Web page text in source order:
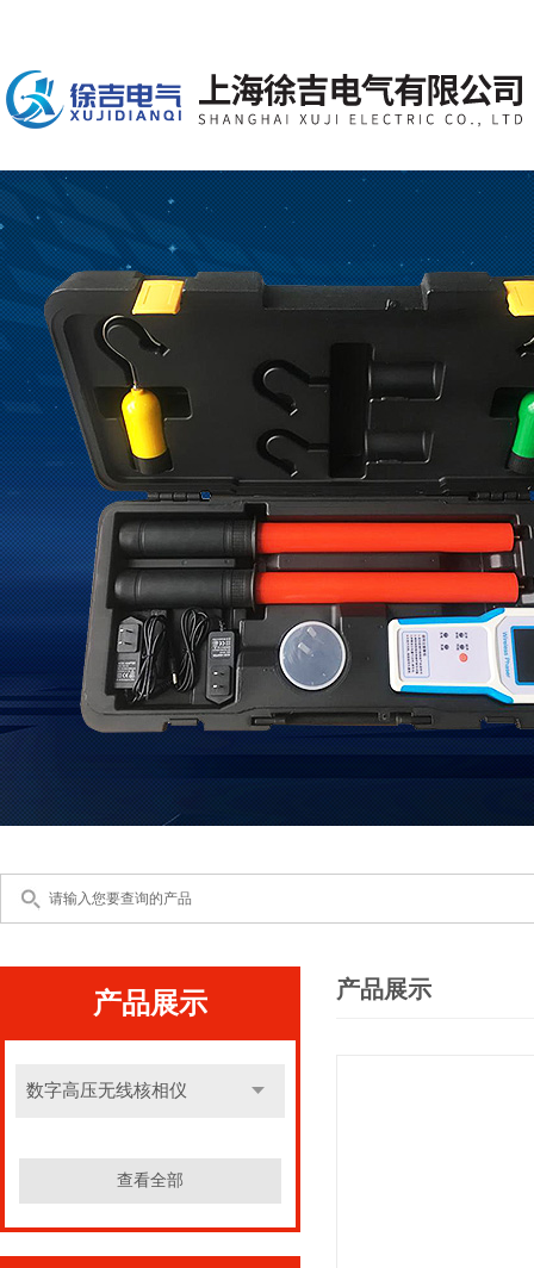
产品展示
数字高压无线核相仪
查看全部
产品展示